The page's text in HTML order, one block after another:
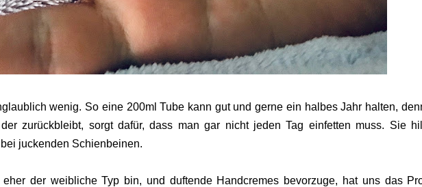
wenig. So eine 200ml Tube kann gut und gerne ein halbes Jahr halten,
zurückbleibt, sorgt dafür, dass man gar nicht jeden Tag einfetten muss. Sie
juckenden Schienbeinen.
der weibliche Typ bin, und duftende Handcremes bevorzuge, hat uns das